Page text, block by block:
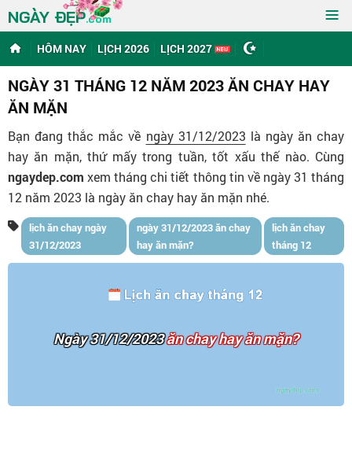
NGÀY ĐẸP.com ≡
HÔM NAY LỊCH 2026 LỊCH 2027
NGÀY 31 THÁNG 12 NĂM 2023 ĂN CHAY HAY
ĂN MẶN
Bạn đang thắc mắc về ngày 31/12/2023 là ngày ăn chay
hay ăn mặn, thứ mấy trong tuần, tốt xấu thế nào. Cùng
ngaydep.com xem tháng chi tiết thông tin về ngày 31 tháng
12 năm 2023 là ngày ăn chay hay ăn mặn nhé.
lịch ăn chay ngày
31/12/2023
ngày 31/12/2023 ăn chay
hay ăn mặn?
lịch ăn chay
tháng 12
Ngày 31/12/2023ăn chay hay ăn mặn?